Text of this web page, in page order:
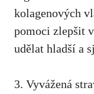
kolagenových
‌pomoci ⁤zlepšit⁤
udělat hladší ​a
3. Vyvážená